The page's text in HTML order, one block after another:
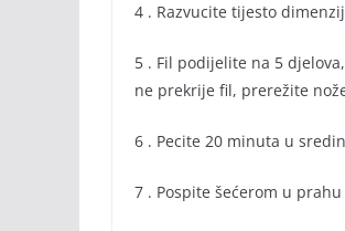
4 . Razvucite tijesto
5 . Fil podijelite na 5
ne prekrije fil, prerežite
6 . Pecite 20 minuta u
7 . Pospite šećerom u